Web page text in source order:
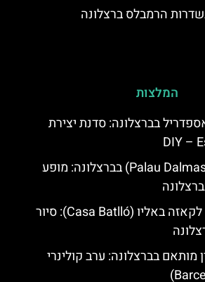
הרמבלס ברצלונה
המלצות
בברצלונה: סדנת יצירת
מופע פלמנקו (Palau Dalmases) בברצלונה: מופע
כרטיס כניסה לילי לקאזה באליו (Casa Batlló): סיור
מותאם בברצלונה: ערב קולינרי